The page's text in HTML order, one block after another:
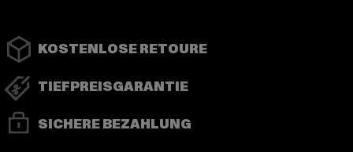
KOSTENLOSE RETOURE
TIEFPREISGARANTIE
SICHERE BEZAHLUNG